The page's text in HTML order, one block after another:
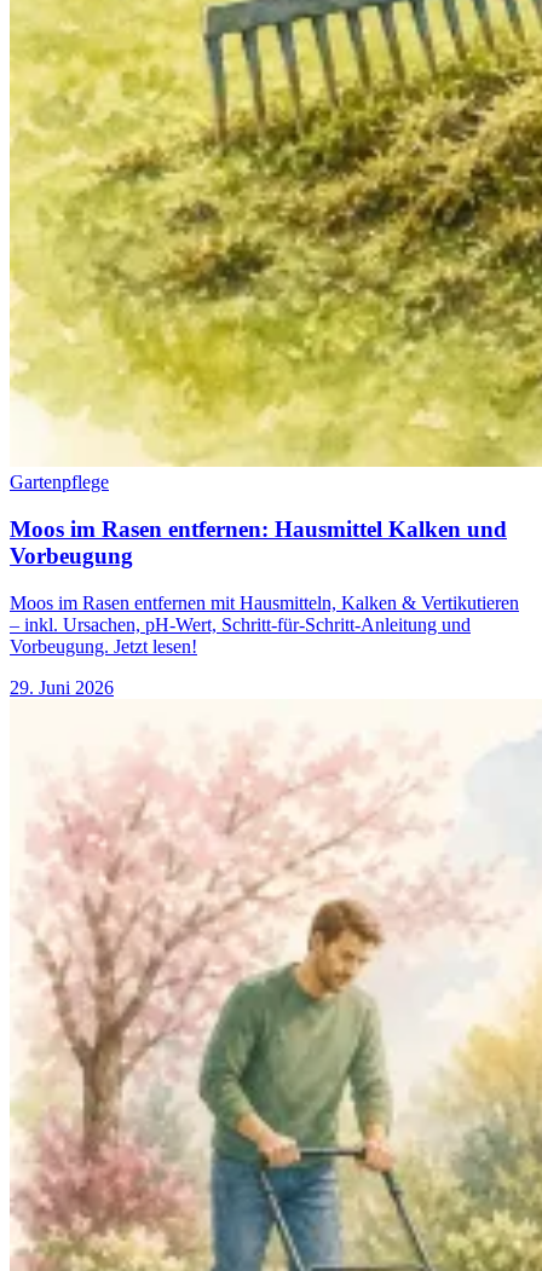
Gartenpflege
Moos im Rasen entfernen: Hausmittel Kalken und
Vorbeugung
Moos im Rasen entfernen mit Hausmitteln, Kalken & Vertikutieren
– inkl. Ursachen, pH-Wert, Schritt-für-Schritt-Anleitung und
Vorbeugung. Jetzt lesen!
29. Juni 2026